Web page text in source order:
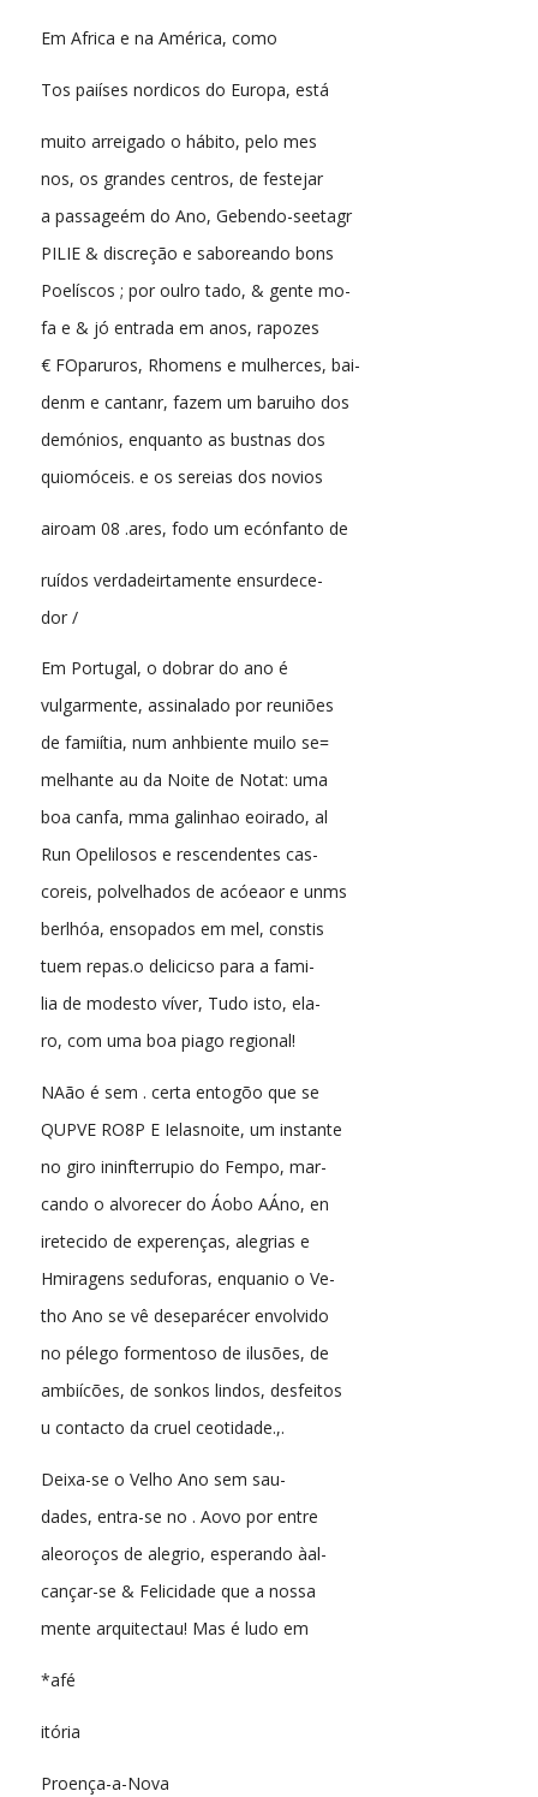
Em Africa e na América, como
Tos paiíses nordicos do Europa, está
muito arreigado o hábito, pelo mes
nos, os grandes centros, de festejar
a passageém do Ano, Gebendo-seetagr
PILIE & discreção e saboreando bons
Poelíscos ; por oulro tado, & gente mo-
fa e & jó entrada em anos, rapozes
€ FOparuros, Rhomens e mulherces, bai-
denm e cantanr, fazem um baruiho dos
demónios, enquanto as bustnas dos
quiomóceis. e os sereias dos novios
airoam 08 .ares, fodo um ecónfanto de
ruídos verdadeirtamente ensurdece-
dor /
Em Portugal, o dobrar do ano é
vulgarmente, assinalado por reuniões
de famiítia, num anhbiente muilo se=
melhante au da Noite de Notat: uma
boa canfa, mma galinhao eoirado, al
Run Opelilosos e rescendentes cas-
coreis, polvelhados de acóeaor e unms
berlhóa, ensopados em mel, constis
tuem repas.o delicicso para a fami-
lia de modesto víver, Tudo isto, ela-
ro, com uma boa piago regional!
NAão é sem . certa entogõo que se
QUPVE RO8P E Ielasnoite, um instante
no giro ininfterrupio do Fempo, mar-
cando o alvorecer do Áobo AÁno, en
iretecido de experenças, alegrias e
Hmiragens seduforas, enquanio o Ve-
tho Ano se vê deseparécer envolvido
no pélego formentoso de ilusões, de
ambiícões, de sonkos lindos, desfeitos
u contacto da cruel ceotidade.,.
Deixa-se o Velho Ano sem sau-
dades, entra-se no . Aovo por entre
aleoroços de alegrio, esperando àal-
cançar-se & Felicidade que a nossa
mente arquitectau! Mas é ludo em
*afé
itória
Proença-a-Nova